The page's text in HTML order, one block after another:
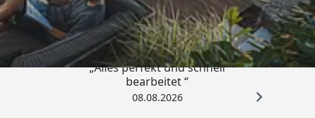
Ausführung
Naturbelassen
Bauweise
Klassisches Stecksystem
5 Jahre auf alle Holzteile
6 Pakete (Größe 1)
4,81/ 5
„Alles perfekt und schnell
bearbeitet “
08.08.2026